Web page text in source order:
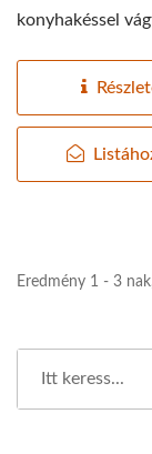
konyhakéssel
Eredmény 1 - 3